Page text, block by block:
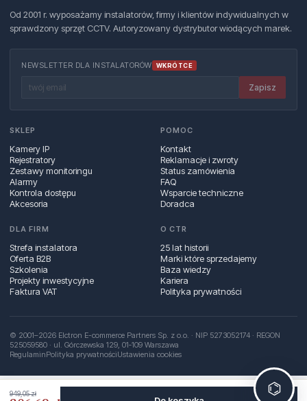
949,05 zł
Od 2001 r. wyposażamy instalatorów, firmy i klientów indywidualnych w
sprawdzony sprzęt CCTV. Autoryzowany dystrybutor wiodących marek.
NEWSLETTER DLA INSTALATORÓW WKRÓTCE
Zapisz
SKLEP
Kamery IP
Rejestratory
Zestawy monitoringu
Alarmy
Kontrola dostępu
Akcesoria
POMOC
Kontakt
Reklamacje i zwroty
Status zamówienia
FAQ
Wsparcie techniczne
Doradca
DLA FIRM
Strefa instalatora
Oferta B2B
Szkolenia
Projekty inwestycyjne
Faktura VAT
O CTR
25 lat historii
Marki które sprzedajemy
Baza wiedzy
Kariera
Polityka prywatności
© 2001–2026 Elctron E-commerce Partners Sp. z o.o. · NIP 5273052174 · REGON
525059580 · ul. Górczewska 129, 01‑109 Warszawa
RegulaminPolityka prywatnościUstawienia cookies
⌬